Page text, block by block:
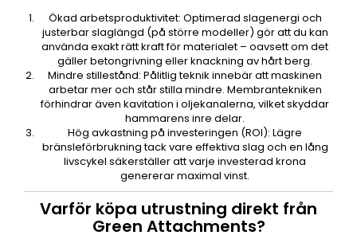
Ökad arbetsproduktivitet: Optimerad slagenergi och
justerbar slaglängd (på större modeller) gör att du kan
använda exakt rätt kraft för materialet – oavsett om det
gäller betongrivning eller knackning av hårt berg.
Mindre stillestånd: Pålitlig teknik innebär att maskinen
arbetar mer och står stilla mindre. Membrantekniken
förhindrar även kavitation i oljekanalerna, vilket skyddar
hammarens inre delar.
Hög avkastning på investeringen (ROI): Lägre
bränsleförbrukning tack vare effektiva slag och en lång
livscykel säkerställer att varje investerad krona
genererar maximal vinst.
Varför köpa utrustning direkt från
Green Attachments?